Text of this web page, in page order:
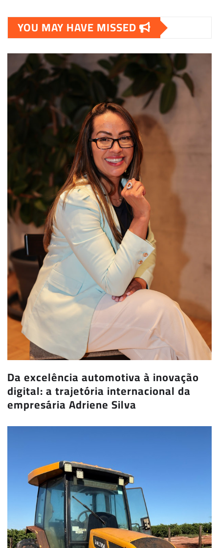
YOU MAY HAVE MISSED
Da excelência automotiva à inovação
digital: a trajetória internacional da
empresária Adriene Silva